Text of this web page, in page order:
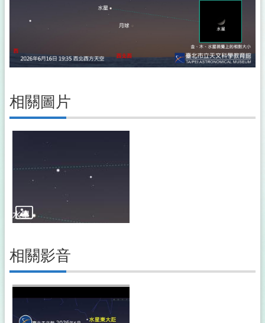
相關圖片
相關影音